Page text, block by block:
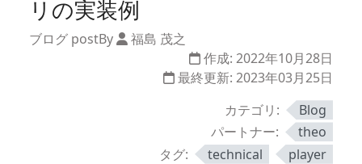
リの実装例
ブログ postBy
福島 茂之
作成: 2022年10月28日
最終更新: 2023年03月25日
カテゴリ:
Blog
パートナー:
theo
タグ:
technical
player